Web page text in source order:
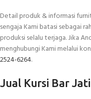
Detail produk & informasi
sengaja Kami batasi sebagai
produksi selalu terjaga. Jika
menghubungi Kami melalui
2524-6264.
Jual Kursi Bar